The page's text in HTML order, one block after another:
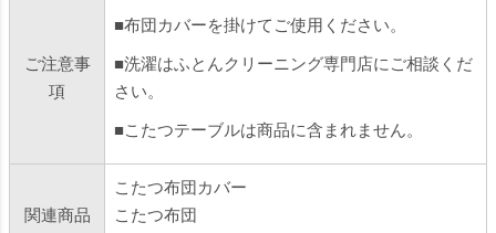
ご注意事
項
■布団カバーを掛けてご使用ください。
■洗濯はふとんクリーニング専門店にご相談くだ
さい。
■こたつテーブルは商品に含まれません。
関連商品
こたつ布団カバー
こたつ布団